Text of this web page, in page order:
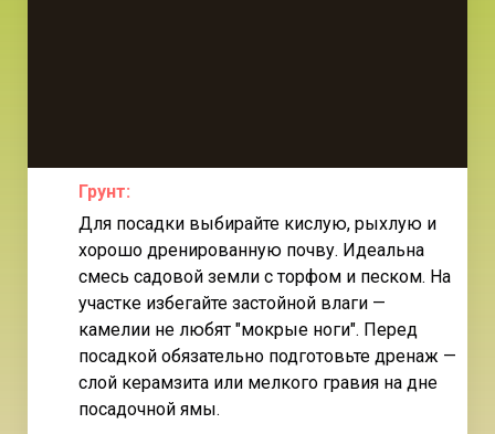
Грунт:
Для посадки выбирайте кислую, рыхлую и
хорошо дренированную почву. Идеальна
смесь садовой земли с торфом и песком. На
участке избегайте застойной влаги —
камелии не любят "мокрые ноги". Перед
посадкой обязательно подготовьте дренаж —
слой керамзита или мелкого гравия на дне
посадочной ямы.